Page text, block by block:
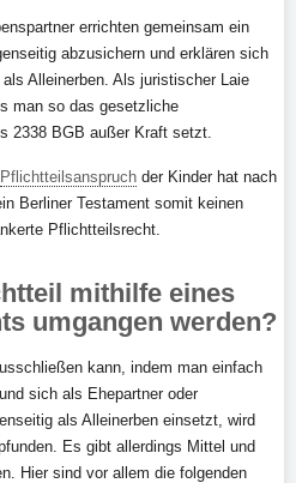
errichten gemeinsam ein
abzusichern und erklären sich
Alleinerben. Als juristischer Laie
man so das gesetzliche
2338 BGB außer Kraft setzt.
Pflichtteilsanspruch der Kinder hat nach
Berliner Testament somit keinen
Pflichtteilsrecht.
mithilfe eines
umgangen werden?
kann, indem man einfach
sich als Ehepartner oder
als Alleinerben einsetzt, wird
Es gibt allerdings Mittel und
Hier sind vor allem die folgenden